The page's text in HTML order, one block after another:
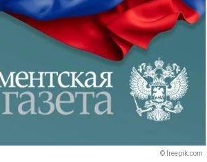
© freepik.com